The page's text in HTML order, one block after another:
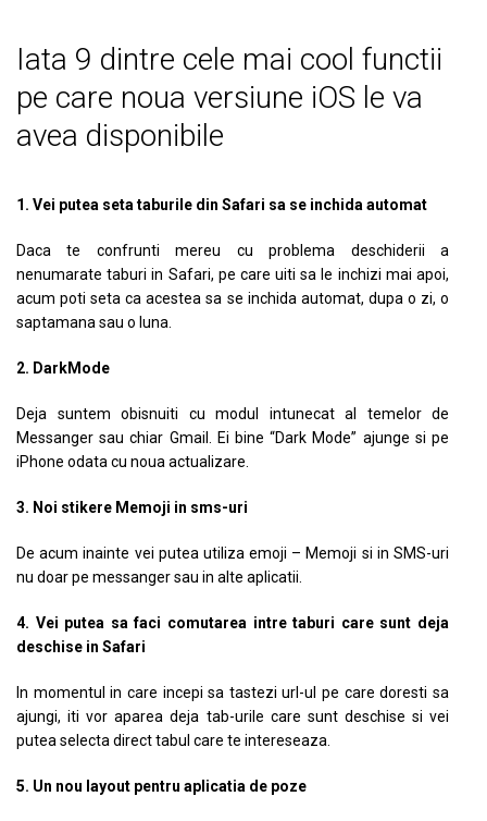
Iata 9 dintre cele mai cool functii
pe care noua versiune iOS le va
avea disponibile
1. Vei putea seta taburile din Safari sa se inchida automat
Daca te confrunti mereu cu problema deschiderii a
nenumarate taburi in Safari, pe care uiti sa le inchizi mai apoi,
acum poti seta ca acestea sa se inchida automat, dupa o zi, o
saptamana sau o luna.
2. DarkMode
Deja suntem obisnuiti cu modul intunecat al temelor de
Messanger sau chiar Gmail. Ei bine “Dark Mode” ajunge si pe
iPhone odata cu noua actualizare.
3. Noi stikere Memoji in sms-uri
De acum inainte vei putea utiliza emoji – Memoji si in SMS-uri
nu doar pe messanger sau in alte aplicatii.
4. Vei putea sa faci comutarea intre taburi care sunt deja
deschise in Safari
In momentul in care incepi sa tastezi url-ul pe care doresti sa
ajungi, iti vor aparea deja tab-urile care sunt deschise si vei
putea selecta direct tabul care te intereseaza.
5. Un nou layout pentru aplicatia de poze